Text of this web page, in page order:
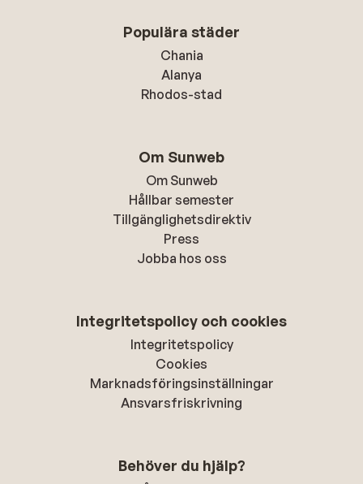
Populära städer
Chania
Alanya
Rhodos-stad
Om Sunweb
Om Sunweb
Hållbar semester
Tillgänglighetsdirektiv
Press
Jobba hos oss
Integritetspolicy och cookies
Integritetspolicy
Cookies
Marknadsföringsinställningar
Ansvarsfriskrivning
Behöver du hjälp?